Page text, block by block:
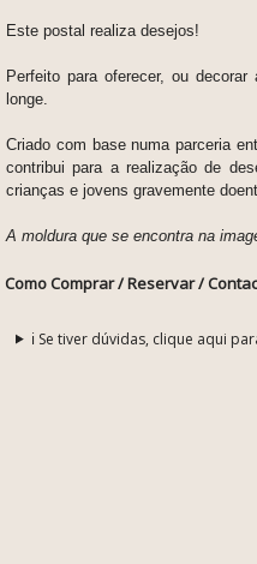
Este postal realiza desejos!
Perfeito para oferecer, ou
longe.
Criado com base numa parceria
contribui para a realização de
crianças e jovens gravemente
A moldura que se encontra na
Como Comprar / Reservar /
ℹ️ Se tiver dúvidas, clique aqui